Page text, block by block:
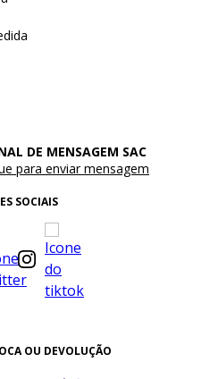
DE MENSAGEM SAC
para enviar mensagem
SOCIAIS
OU DEVOLUÇÃO